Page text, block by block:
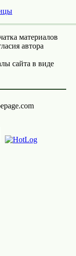
материалов
автора
сайта в виде